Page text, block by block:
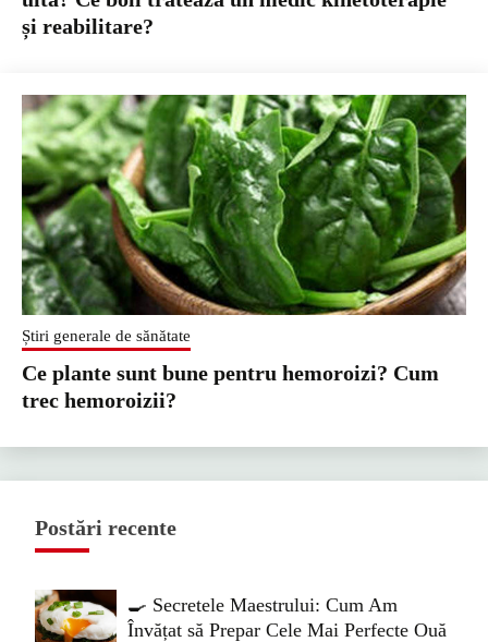
și reabilitare?
Știri generale de sănătate
Ce plante sunt bune pentru hemoroizi? Cum
trec hemoroizii?
Postări recente
🍳 Secretele Maestrului: Cum Am
Învățat să Prepar Cele Mai Perfecte Ouă